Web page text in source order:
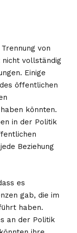
von
nicht vollständig
Einige
öffentlichen
könnten.
in der Politik
Beziehung
es
gab, die im
haben.
an der Politik